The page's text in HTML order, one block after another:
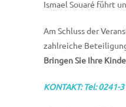
Ismael Souaré führt
Am Schluss der
zahlreiche
Bringen Sie Ihre
KONTAKT: Tel: 0241-